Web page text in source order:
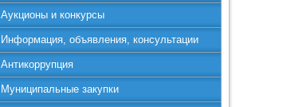
Аукционы и конкурсы
Информация, объявления, консультации
Антикоррупция
Муниципальные закупки